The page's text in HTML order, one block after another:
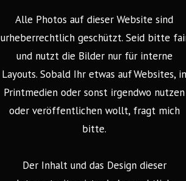
Alle Photos auf dieser Website sind
urheberrechtlich geschützt. Seid bitte
und nutzt die Bilder nur für interne
Layouts. Sobald Ihr etwas auf Websites,
Printmedien oder sonst irgendwo nutzen
oder veröffentlichen wollt, fragt mich
bitte.
Der Inhalt und das Design dieser